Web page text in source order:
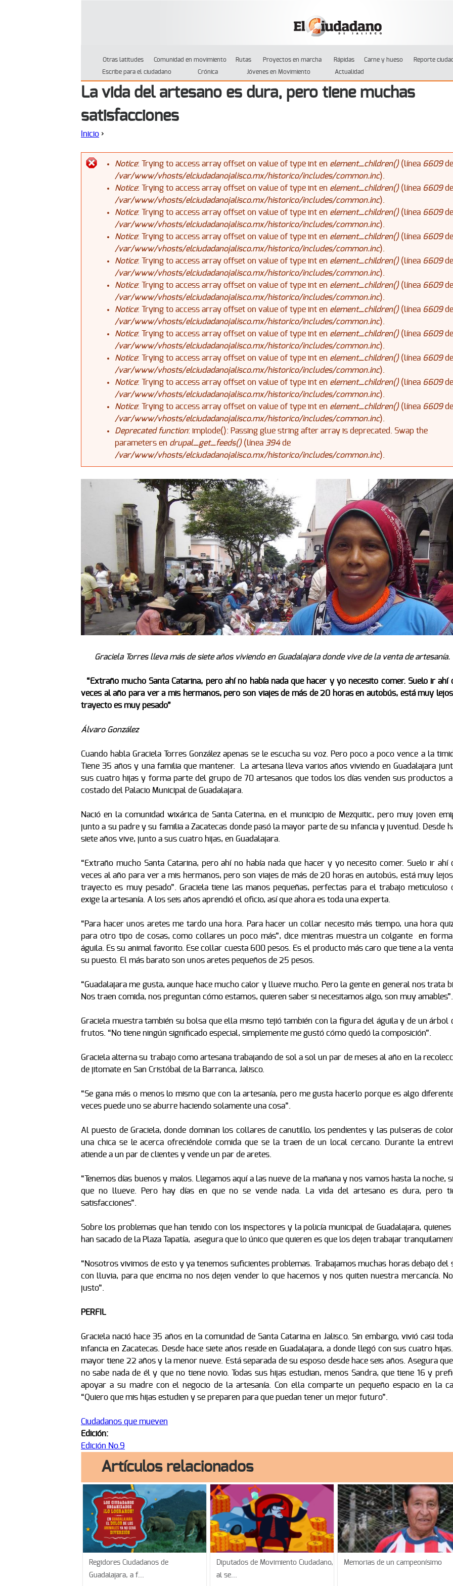
Otras latitudes Comunidad en movimiento Rutas Proyectos en marcha Rápidas Carne y hueso Reporte
Escribe para el ciudadano
Crónica Jóvenes en Movimiento Actualidad
La vida del artesano es dura, pero tiene muchas
satisfacciones
Se encuentra usted aquí
Inicio ›
Mensaje de error
Notice: Trying to access array offset on value of type int en element_children()(línea 6609de
/var/www/vhosts/elciudadanojalisco.mx/historico/includes/common.inc).
Notice: Trying to access array offset on value of type int en element_children()(línea 6609de
/var/www/vhosts/elciudadanojalisco.mx/historico/includes/common.inc).
Notice: Trying to access array offset on value of type int en element_children()(línea 6609de
/var/www/vhosts/elciudadanojalisco.mx/historico/includes/common.inc).
Notice: Trying to access array offset on value of type int en element_children()(línea 6609de
/var/www/vhosts/elciudadanojalisco.mx/historico/includes/common.inc).
Notice: Trying to access array offset on value of type int en element_children()(línea 6609de
/var/www/vhosts/elciudadanojalisco.mx/historico/includes/common.inc).
Notice: Trying to access array offset on value of type int en element_children()(línea 6609de
/var/www/vhosts/elciudadanojalisco.mx/historico/includes/common.inc).
Notice: Trying to access array offset on value of type int en element_children()(línea 6609de
/var/www/vhosts/elciudadanojalisco.mx/historico/includes/common.inc).
Notice: Trying to access array offset on value of type int en element_children()(línea 6609de
/var/www/vhosts/elciudadanojalisco.mx/historico/includes/common.inc).
Notice: Trying to access array offset on value of type int en element_children()(línea 6609de
/var/www/vhosts/elciudadanojalisco.mx/historico/includes/common.inc).
Notice: Trying to access array offset on value of type int en element_children()(línea 6609de
/var/www/vhosts/elciudadanojalisco.mx/historico/includes/common.inc).
Notice: Trying to access array offset on value of type int en element_children()(línea 6609de
/var/www/vhosts/elciudadanojalisco.mx/historico/includes/common.inc).
Deprecated function: implode(): Passing glue string after array is deprecated. Swap the
parameters en drupal_get_feeds()(línea 394de
/var/www/vhosts/elciudadanojalisco.mx/historico/includes/common.inc).
Graciela Torres lleva más de siete años viviendo en Guadalajara donde vive de la venta de artesanía.
“Extraño mucho Santa Catarina, pero ahí no había nada que hacer y yo necesito comer. Suelo ir ahí
veces al año para ver a mis hermanos, pero son viajes de más de 20 horas en autobús, está muy
trayecto es muy pesado”
Álvaro González
Cuando habla Graciela Torres González apenas se le escucha su voz. Pero poco a poco vence a la
Tiene 35 años y una familia que mantener. La artesana lleva varios años viviendo en Guadalajara
sus cuatro hijas y forma parte del grupo de 70 artesanos que todos los días venden sus productos
costado del Palacio Municipal de Guadalajara.
Nació en la comunidad wixárica de Santa Caterina, en el municipio de Mezquitic, pero muy joven
junto a su padre y su familia a Zacatecas donde pasó la mayor parte de su infancia y juventud. Desde
siete años vive, junto a sus cuatro hijas, en Guadalajara.
“Extraño mucho Santa Catarina, pero ahí no había nada que hacer y yo necesito comer. Suelo ir ahí
veces al año para ver a mis hermanos, pero son viajes de más de 20 horas en autobús, está muy
trayecto es muy pesado”. Graciela tiene las manos pequeñas, perfectas para el trabajo meticuloso
exige la artesanía. A los seis años aprendió el oficio, así que ahora es toda una experta.
“Para hacer unos aretes me tardo una hora. Para hacer un collar necesito más tiempo, una hora
para otro tipo de cosas, como collares un poco más”, dice mientras muestra un colgante en
águila. Es su animal favorito. Ese collar cuesta 600 pesos. Es el producto más caro que tiene a la
su puesto. El más barato son unos aretes pequeños de 25 pesos.
“Guadalajara me gusta, aunque hace mucho calor y llueve mucho. Pero la gente en general nos trata
Nos traen comida, nos preguntan cómo estamos, quieren saber si necesitamos algo, son muy amables”.
Graciela muestra también su bolsa que ella mismo tejió también con la figura del águila y de un árbol
frutos. “No tiene ningún significado especial, simplemente me gustó cómo quedó la composición”.
Graciela alterna su trabajo como artesana trabajando de sol a sol un par de meses al año en la
de jitomate en San Cristóbal de la Barranca, Jalisco.
“Se gana más o menos lo mismo que con la artesanía, pero me gusta hacerlo porque es algo
veces puede uno se aburre haciendo solamente una cosa”.
Al puesto de Graciela, donde dominan los collares de canutillo, los pendientes y las pulseras de
una chica se le acerca ofreciéndole comida que se la traen de un local cercano. Durante la
atiende a un par de clientes y vende un par de aretes.
“Tenemos días buenos y malos. Llegamos aquí a las nueve de la mañana y nos vamos hasta la noche,
que no llueve. Pero hay días en que no se vende nada. La vida del artesano es dura, pero
satisfacciones”.
Sobre los problemas que han tenido con los inspectores y la policía municipal de Guadalajara, quienes
han sacado de la Plaza Tapatía, asegura que lo único que quieren es que los dejen trabajar
“Nosotros vivimos de esto y ya tenemos suficientes problemas. Trabajamos muchas horas debajo del
con lluvia, para que encima no nos dejen vender lo que hacemos y nos quiten nuestra mercancía.
justo”.
PERFIL
Graciela nació hace 35 años en la comunidad de Santa Catarina en Jalisco. Sin embargo, vivió casi
infancia en Zacatecas. Desde hace siete años reside en Guadalajara, a donde llegó con sus cuatro
mayor tiene 22 años y la menor nueve. Está separada de su esposo desde hace seis años. Asegura
no sabe nada de él y que no tiene novio. Todas sus hijas estudian, menos Sandra, que tiene 16 y
apoyar a su madre con el negocio de la artesanía. Con ella comparte un pequeño espacio en la
“Quiero que mis hijas estudien y se preparen para que puedan tener un mejor futuro”.
Ciudadanos que mueven
Edición:
Edición No.9
Artículos relacionados
Regidores Ciudadanos de
Guadalajara, a f...
Diputados de Movimiento Ciudadano,
al se...
Memorias de un campeonísimo